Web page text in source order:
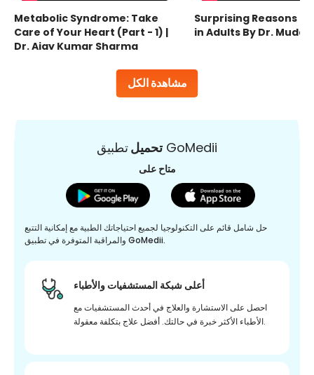
مشاهدة الكل
Metabolic Syndrome: Take
Care of Your Heart (Part - 1) |
Dr. Ajay Kumar Sharma
Surprising Reasons
in Adults By Dr.
تحميلتطبيق GoMedii
متاح على
حل شامل قائم على التكنولوجيا لجميع احتياجاتك الطبية مع إمكانية التتبع
والمراقبة المتوفرة في تطبيق GoMedii.
أعلى شبكة المستشفيات والأطباء
احصل على الاستشارة والعلاج في أحدث المستشفيات مع
الأطباء الأكثر خبرة في حالتك. أفضل علاج بتكلفة معقولة.